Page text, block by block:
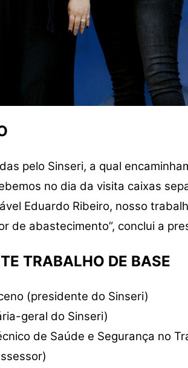
pelo Sinseri, a qual
no dia da visita caixas
Eduardo Ribeiro, nosso
de abastecimento”, conclui a
TRABALHO DE BASE
(presidente do Sinseri)
geral do Sinseri)
de Saúde e Segurança no